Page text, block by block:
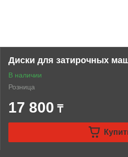
Диски для затирочных
В наличии
Розница
17 800 ₸